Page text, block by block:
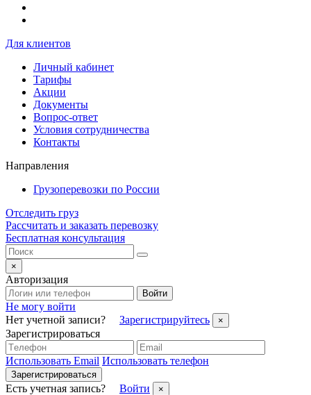
Для клиентов
Личный кабинет
Тарифы
Акции
Документы
Вопрос-ответ
Условия сотрудничества
Контакты
Направления
Грузоперевозки по России
Отследить груз
Рассчитать и заказать перевозку
Бесплатная консультация
×
Авторизация
Войти
Не могу войти
Нет учетной записи?
Зарегистрируйтесь ×
Зарегистрироваться
Использовать Email Использовать телефон
Зарегистрироваться
Есть учетная запись? Войти ×